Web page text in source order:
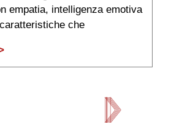
empatia, intelligenza emotiva
che